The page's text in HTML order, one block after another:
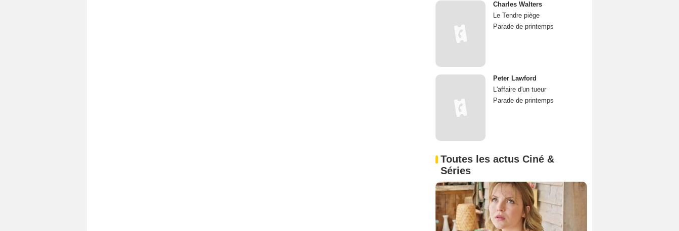
Charles Walters
Le Tendre piège
Parade de printemps
Peter Lawford
L'affaire d'un tueur
Parade de printemps
Toutes les actus Ciné &
Séries